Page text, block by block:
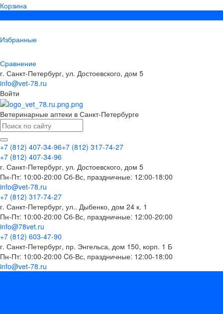
Корзина
Избранные
Сравнение
г. Санкт-Петербург, ул. Достоевского, дом 5
info@vet-78.ru
Войти
Ветеринарные аптеки в Санкт-Петербурге
+7 (812) 407-34-96+7 (812) 317-74-27
+7 (812) 407-34-96
г. Санкт-Петербург, ул. Достоевского, дом 5
Пн-Пт: 10:00-20:00 Cб-Вс, праздничные: 12:00-18:00
info@vet-78.ru
+7 (812) 317-74-27
г. Санкт-Петербург, ул.. Дыбенко, дом 24 к. 1
Пн-Пт: 10:00-20:00 Cб-Вс, праздничные: 12:00-20:00
info@78vet.ru
+7 (812) 603-47-90
г. Санкт-Петербург, пр. Энгельса, дом 150, корп. 1 Б
Пн-Пт: 10:00-20:00 Cб-Вс, праздничные: 12:00-18:00
info@vet-78.ru